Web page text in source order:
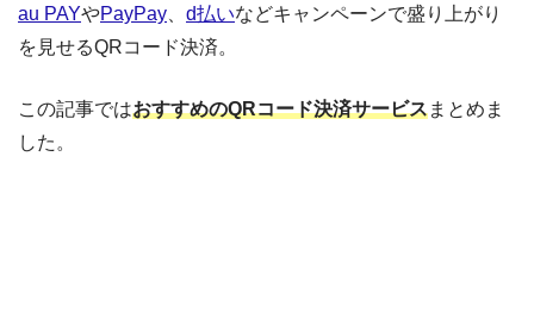
au PAYやPayPay d払いなどキャンペーンで盛り上がり
を見せるQRコード決済。
この記事ではおすすめのQRコード決済サービスまとめま
した。